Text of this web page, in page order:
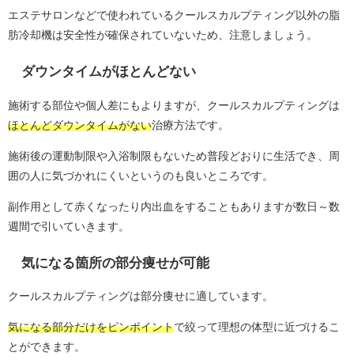
エステサロンなどで使われているクールスカルプティング以外の脂
肪冷却機は安全性が確保されていないため、注意しましょう。
ダウンタイムがほとんどない
施術する部位や個人差にもよりますが、クールスカルプティングは
ほとんどダウンタイムがない治療方法です。
施術後の運動制限や入浴制限もないため普段どおりに生活でき、周
囲の人に気づかれにくいというのも良いところです。
副作用として赤くなったり内出血をすることもありますが数日～数
週間で引いていきます。
気になる箇所の部分痩せが可能
クールスカルプティングは部分痩せに適しています。
気になる部分だけをピンポイントで絞って理想の体型に近づけるこ
とができます。